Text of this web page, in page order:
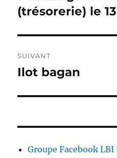
(trésorerie) le
SUIVANT
Publication
Ilot bagan
Groupe Facebook